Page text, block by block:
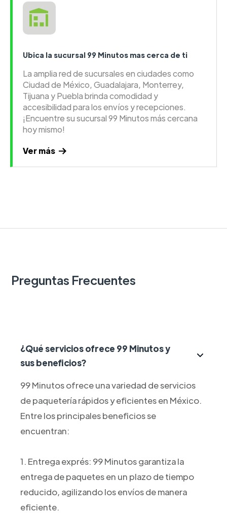
Ubica la sucursal 99 Minutos mas cerca de ti
La amplia red de sucursales en ciudades como
Ciudad de México, Guadalajara, Monterrey,
Tijuana y Puebla brinda comodidad y
accesibilidad para los envíos y recepciones.
¡Encuentre su sucursal 99 Minutos más cercana
hoy mismo!
Ver más
Preguntas Frecuentes
¿Qué servicios ofrece 99 Minutos y
sus beneficios?
99 Minutos ofrece una variedad de servicios
de paquetería rápidos y eficientes en México.
Entre los principales beneficios se
encuentran:
1. Entrega exprés: 99 Minutos garantiza la
entrega de paquetes en un plazo de tiempo
reducido, agilizando los envíos de manera
eficiente.